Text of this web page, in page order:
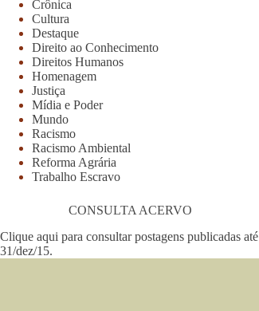
Crônica
Cultura
Destaque
Direito ao Conhecimento
Direitos Humanos
Homenagem
Justiça
Mídia e Poder
Mundo
Racismo
Racismo Ambiental
Reforma Agrária
Trabalho Escravo
CONSULTA ACERVO
Clique aqui para consultar postagens publicadas até
31/dez/15.